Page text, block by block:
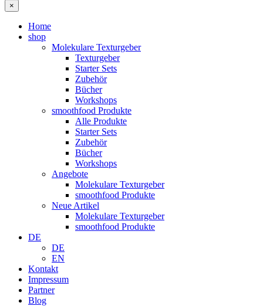
×
Home
shop
Molekulare Texturgeber
Texturgeber
Starter Sets
Zubehör
Bücher
Workshops
smoothfood Produkte
Alle Produkte
Starter Sets
Zubehör
Bücher
Workshops
Angebote
Molekulare Texturgeber
smoothfood Produkte
Neue Artikel
Molekulare Texturgeber
smoothfood Produkte
DE
DE
EN
Kontakt
Impressum
Partner
Blog